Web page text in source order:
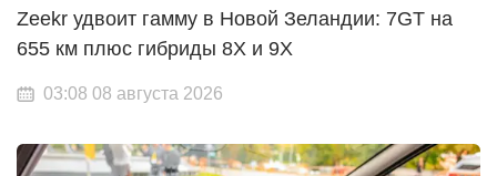
Zeekr удвоит гамму в Новой Зеландии: 7GT на
655 км плюс гибриды 8X и 9X
03:08 08 августа 2026